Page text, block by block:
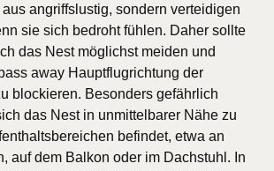
angriffslustig, sondern verteidigen
sie sich bedroht fühlen. Daher sollte
das Nest möglichst meiden und
away Hauptflugrichtung der
blockieren. Besonders gefährlich
das Nest in unmittelbarer Nähe zu
befindet, etwa an
auf dem Balkon oder im Dachstuhl. In